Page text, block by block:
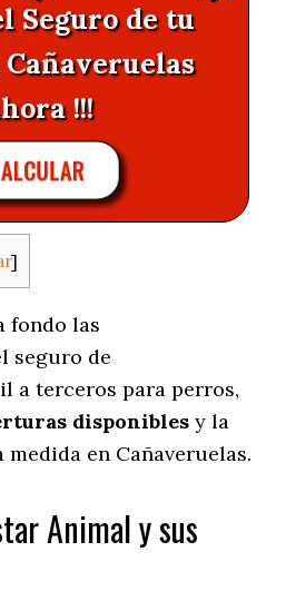
Seguro de tu
!!!
]
fondo las
seguro de
a terceros para perros,
disponibles y la
medida en Cañaveruelas.
Animal y sus